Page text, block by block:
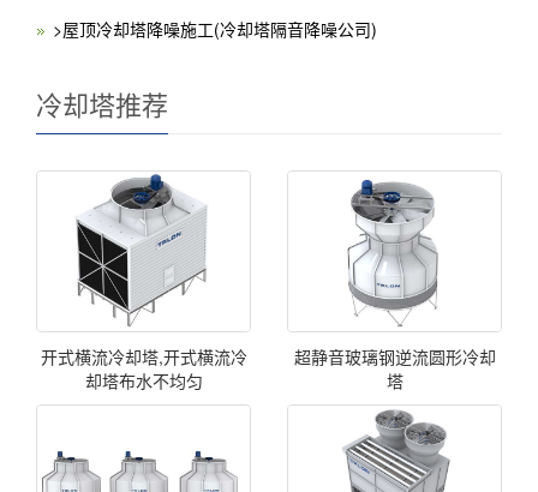
>屋顶冷却塔降噪施工(冷却塔隔音降噪公司)
冷却塔推荐
开式横流冷却塔,开式横流冷
却塔布水不均匀
超静音玻璃钢逆流圆形冷却
塔